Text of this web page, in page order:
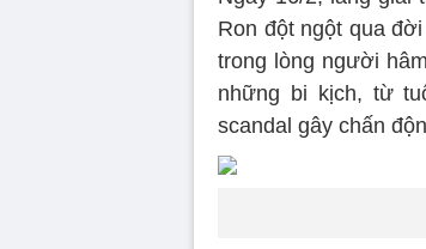
Ron đột ngột qua
trong lòng người
những bi kịch, từ
scandal gây chấn